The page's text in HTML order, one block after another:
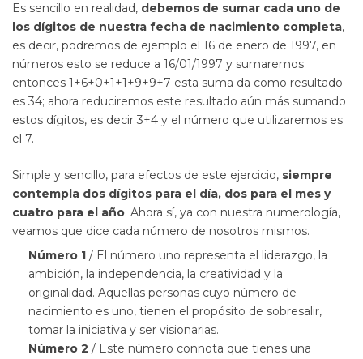
Es sencillo en realidad, debemos de sumar cada uno de
los dígitos de nuestra fecha de nacimiento completa,
es decir, podremos de ejemplo el 16 de enero de 1997, en
números esto se reduce a 16/01/1997 y sumaremos
entonces 1+6+0+1+1+9+9+7 esta suma da como resultado
es 34; ahora reduciremos este resultado aún más sumando
estos dígitos, es decir 3+4 y el número que utilizaremos es
el 7.
Simple y sencillo, para efectos de este ejercicio, siempre
contempla dos dígitos para el día, dos para el mes y
cuatro para el año. Ahora sí, ya con nuestra numerología,
veamos que dice cada número de nosotros mismos.
Número 1 / El número uno representa el liderazgo, la
ambición, la independencia, la creatividad y la
originalidad. Aquellas personas cuyo número de
nacimiento es uno, tienen el propósito de sobresalir,
tomar la iniciativa y ser visionarias.
Número 2 / Este número connota que tienes una